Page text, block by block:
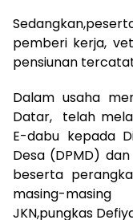
pemberi kerja,
pensiunan
Dalam usaha
Datar, telah
E-dabu kepada
Desa (DPMD)
beserta
masing-
JKN,pungkas